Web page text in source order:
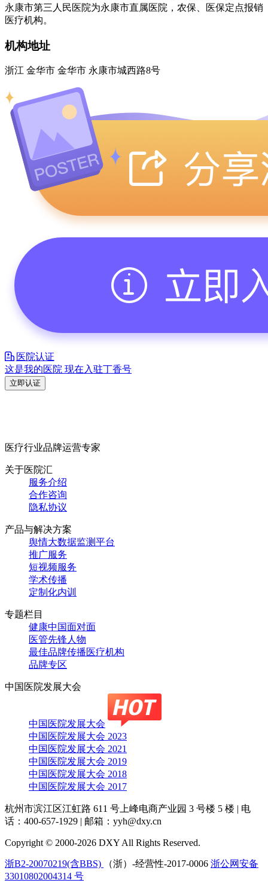
永康市第三人民医院为永康市直属医院，农保、医保定点报销
医疗机构。
机构地址
浙江 金华市 金华市 永康市城西路8号
医院认证
这是我的医院 现在入驻丁香号
立即认证
医疗行业品牌运营专家
关于医院汇
服务介绍
合作咨询
隐私协议
产品与解决方案
舆情大数据监测平台
推广服务
短视频服务
学术传播
定制化内训
专题栏目
健康中国面对面
医管先锋人物
最佳品牌传播医疗机构
品牌专区
中国医院发展大会
中国医院发展大会
中国医院发展大会 2023
中国医院发展大会 2021
中国医院发展大会 2019
中国医院发展大会 2018
中国医院发展大会 2017
杭州市滨江区江虹路 611 号上峰电商产业园 3 号楼 5 楼 | 电
话：400-657-1929 | 邮箱：yyh@dxy.cn
Copyright © 2000-2026 DXY All Rights Reserved.
浙B2-20070219(含BBS) （浙）-经营性-2017-0006 浙公网安备
33010802004314 号